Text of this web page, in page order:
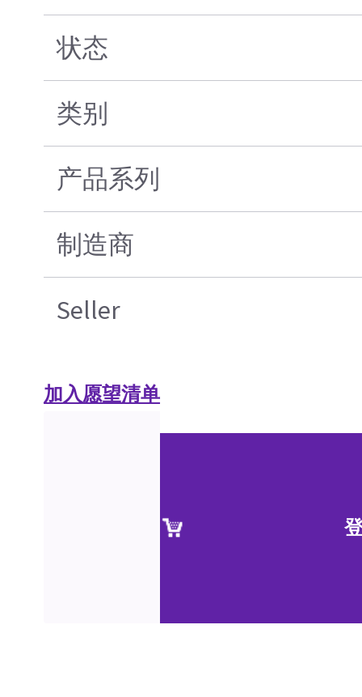
状态
类别
产品系列
制造商
Seller
加入愿望清单